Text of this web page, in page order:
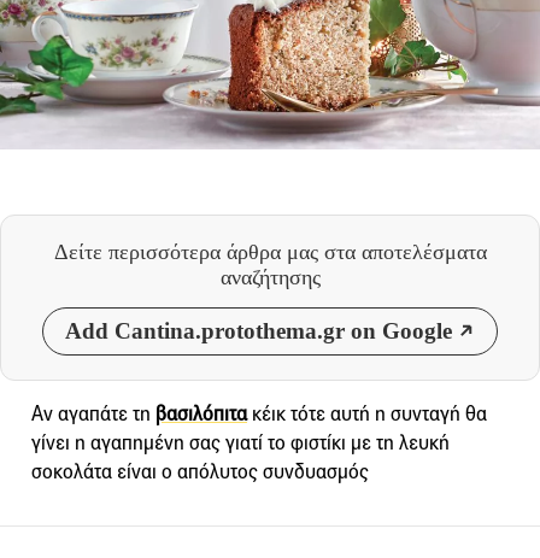
Δείτε περισσότερα άρθρα μας στα αποτελέσματα
αναζήτησης
Add Cantina.protothema.gr on Google
Αν αγαπάτε τη βασιλόπιτακέικ τότε αυτή η συνταγή θα
γίνει η αγαπημένη σας γιατί το φιστίκι με τη λευκή
σοκολάτα είναι ο απόλυτος συνδυασμός